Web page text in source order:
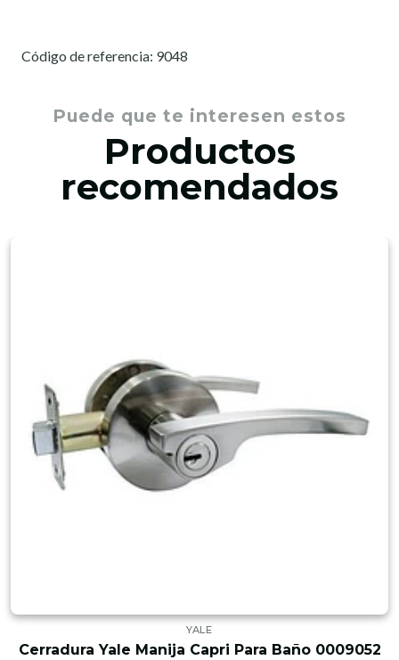
Código de referencia: 9048
Puede que te interesen estos
Productos
recomendados
YALE
Cerradura Yale Manija Capri Para Baño 0009052